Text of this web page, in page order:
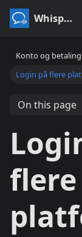
Whisperr
Konto og betaling
Login på flere
On this page
flere